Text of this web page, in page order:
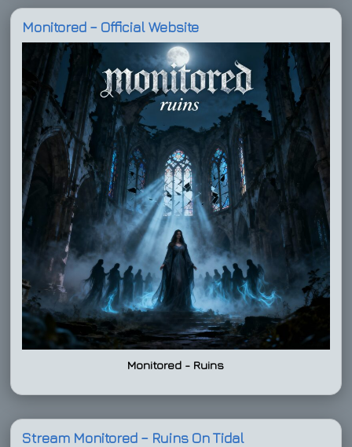
Monitored – Official Website
Monitored - Ruins
Stream Monitored – Ruins On Tidal